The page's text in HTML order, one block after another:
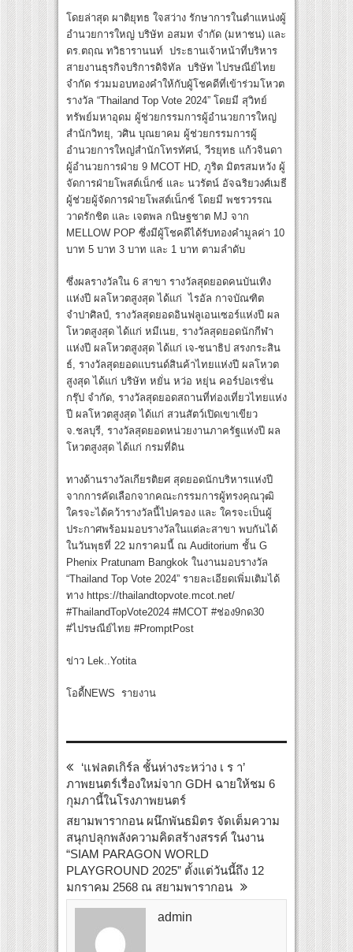
โดยล่าสุด ผาติยุทธ ใจสว่าง รักษาการในตำแหน่งผู้
อำนวยการใหญ่ บริษัท อสมท จำกัด (มหาชน) และ
ดร.ตฤณ ทวิธารานนท์ ประธานเจ้าหน้าที่บริหาร
สายงานธุรกิจบริการดิจิทัล บริษัท ไปรษณีย์ไทย
จำกัด ร่วมมอบทองคำให้กับผู้โชคดีที่เข้าร่วมโหวต
รางวัล “Thailand Top Vote 2024” โดยมี สุวิทย์
ทรัพย์มหาอุดม ผู้ช่วยกรรมการผู้อำนวยการใหญ่
สำนักวิทยุ, วศิน บุณยาคม ผู้ช่วยกรรมการผู้
อำนวยการใหญ่สำนักโทรทัศน์, วีรยุทธ แก้วจินดา
ผู้อำนวยการฝ่าย 9 MCOT HD, ภูริต มิตรสมหวัง ผู้
จัดการฝ่ายโพสต์เน็กซ์ และ นวรัตน์ อัจฉริยวงศ์เมธี
ผู้ช่วยผู้จัดการฝ่ายโพสต์เน็กซ์ โดยมี พชรวรรณ
วาดรักชิต และ เจตพล กนิษฐชาต MJ จาก
MELLOW POP ซึ่งมีผู้โชคดีได้รับทองคำมูลค่า 10
บาท 5 บาท 3 บาท และ 1 บาท ตามลำดับ
ซึ่งผลรางวัลใน 6 สาขา รางวัลสุดยอดคนบันเทิง
แห่งปี ผลโหวตสูงสุด ได้แก่​ ไรอัล กาจบัณฑิต
จำปาศิลป์, รางวัลสุดยอดอินฟลูเอนเซอร์แห่งปี ผล
โหวตสูงสุด ได้แก่ หมีเนย, รางวัลสุดยอดนักกีฬา
แห่งปี ผลโหวตสูงสุด ได้แก่ เจ-ชนาธิป สรงกระสิน
ธ์, รางวัลสุดยอดแบรนด์สินค้าไทยแห่งปี ผลโหวต
สูงสุด ได้แก่ บริษัท หยั่น หว่อ หยุ่น คอร์ปอเรชั่น
กรุ๊ป จำกัด, รางวัลสุดยอดสถานที่ท่องเที่ยวไทยแห่ง
ปี ผลโหวตสูงสุด ได้แก่ สวนสัตว์เปิดเขาเขียว
จ.ชลบุรี, รางวัลสุดยอดหน่วยงานภาครัฐแห่งปี ผล
โหวตสูงสุด ได้แก่ กรมที่ดิน
ทางด้านรางวัลเกียรติยศ สุดยอดนักบริหารแห่งปี
จากการคัดเลือกจากคณะกรรมการผู้ทรงคุณวุฒิ
ใครจะได้คว้ารางวัลนี้ไปครอง และ ใครจะเป็นผู้
ประกาศพร้อมมอบรางวัลในแต่ละสาขา พบกันได้
ในวันพุธที่ 22 มกราคมนี้ ณ Auditorium ชั้น G
Phenix Pratunam Bangkok ในงานมอบรางวัล
“Thailand Top Vote 2024” รายละเอียดเพิ่มเติมได้
ทาง https://thailandtopvote.mcot.net/
#ThailandTopVote2024 #MCOT #ช่อง9กด30
#ไปรษณีย์ไทย #PromptPost
ข่าว Lek..Yotita
โอดี้NEWS รายงาน
‘แฟลตเกิร์ล ชั้นห่างระหว่าง เ ร า’
ภาพยนตร์เรื่องใหม่จาก GDH ฉายให้ชม 6
กุมภานี้ในโรงภาพยนตร์
สยามพารากอน ผนึกพันธมิตร จัดเต็มความ
สนุกปลุกพลังความคิดสร้างสรรค์ ในงาน
“SIAM PARAGON WORLD
PLAYGROUND 2025” ตั้งแต่วันนี้ถึง 12
มกราคม 2568 ณ สยามพารากอน
admin